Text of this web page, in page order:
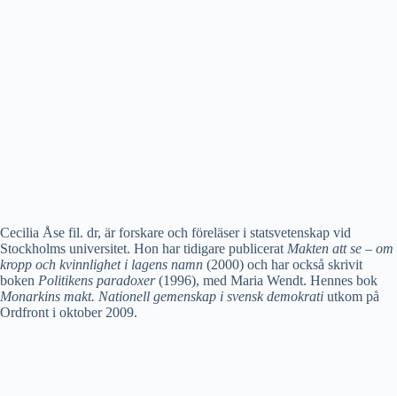
Cecilia Åse fil. dr, är forskare och föreläser i statsvetenskap vid
Stockholms universitet. Hon har tidigare publicerat Makten att se – om
kropp och kvinnlighet i lagens namn (2000) och har också skrivit
boken Politikens paradoxer(1996), med Maria Wendt. Hennes bok
Monarkins makt. Nationell gemenskap i svensk demokrati utkom på
Ordfront i oktober 2009.